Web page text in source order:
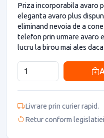
Priza incorporabila avaro
eleganta avaro plus
eliminand nevoia de a
telefon prin urmare avaro
lucru la birou mai ales
Livrare prin curier rapid.
Retur conform